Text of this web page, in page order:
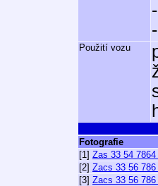
Použití vozu
Fotografie
[1] Zas 33 54
[2] Zacs 33 56
[3] Zacs 33 56